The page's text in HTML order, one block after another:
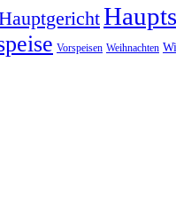
Vorspeisen Weihnachten